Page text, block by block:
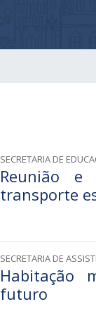
SECRETARIA DE
Reunião
transporte
SECRETARIA DE
Habitação
futuro